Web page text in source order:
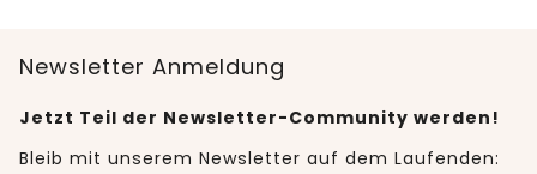
Newsletter Anmeldung
Jetzt Teil der Newsletter-Community werden!
Bleib mit unserem Newsletter auf dem Laufenden: